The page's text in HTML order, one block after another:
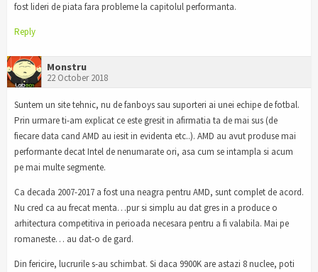
fost lideri de piata fara probleme la capitolul performanta.
Reply
Monstru
22 October 2018
Suntem un site tehnic, nu de fanboys sau suporteri ai unei echipe de fotbal.
Prin urmare ti-am explicat ce este gresit in afirmatia ta de mai sus (de
fiecare data cand AMD au iesit in evidenta etc..). AMD au avut produse mai
performante decat Intel de nenumarate ori, asa cum se intampla si acum
pe mai multe segmente.
Ca decada 2007-2017 a fost una neagra pentru AMD, sunt complet de acord.
Nu cred ca au frecat menta…pur si simplu au dat gres in a produce o
arhitectura competitiva in perioada necesara pentru a fi valabila. Mai pe
romaneste… au dat-o de gard.
Din fericire, lucrurile s-au schimbat. Si daca 9900K are astazi 8 nuclee, poti